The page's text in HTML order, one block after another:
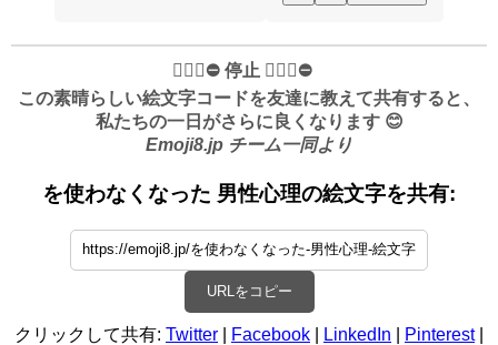
✋🏻🛑⛔️ 停止 ✋🏻🛑⛔️
この素晴らしい絵文字コードを友達に教えて共有すると、
私たちの一日がさらに良くなります 😊
Emoji8.jp チーム一同より
を使わなくなった 男性心理の絵文字を共有:
URLをコピー
クリックして共有: Twitter Facebook LinkedIn Pinterest|